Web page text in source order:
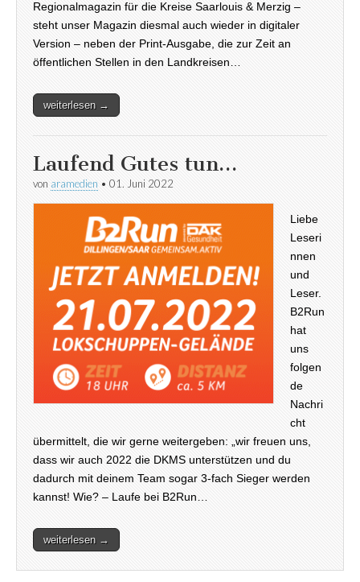
Regionalmagazin für die Kreise Saarlouis & Merzig –
steht unser Magazin diesmal auch wieder in digitaler
Version – neben der Print-Ausgabe, die zur Zeit an
öffentlichen Stellen in den Landkreisen…
weiterlesen →
Laufend Gutes tun…
von aramedien • 01. Juni 2022
Liebe
Leseri
nnen
und
Leser.
B2Run
hat
uns
folgen
de
Nachri
cht
übermittelt, die wir gerne weitergeben: „wir freuen uns,
dass wir auch 2022 die DKMS unterstützen und du
dadurch mit deinem Team sogar 3-fach Sieger werden
kannst! Wie? – Laufe bei B2Run…
weiterlesen →